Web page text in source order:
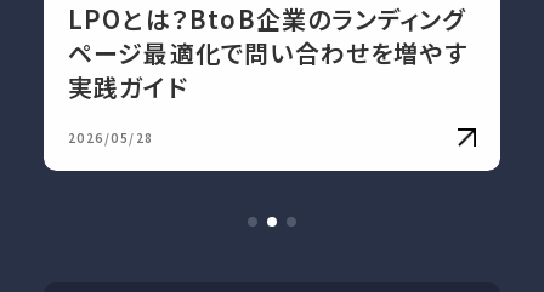
LPOとは？BtoB企業のランディング
ページ最適化で問い合わせを増やす
実践ガイド
2026/05/28